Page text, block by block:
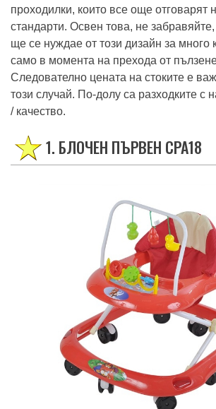
проходилки, които все още отговарят
стандарти. Освен това, не
ще се нуждае от този дизайн за много
само в момента на прехода от
Следователно цената на стоките е
този случай. По-долу са разходките с
/ качество.
1. БЛОЧЕН ПЪРВЕН СРА18